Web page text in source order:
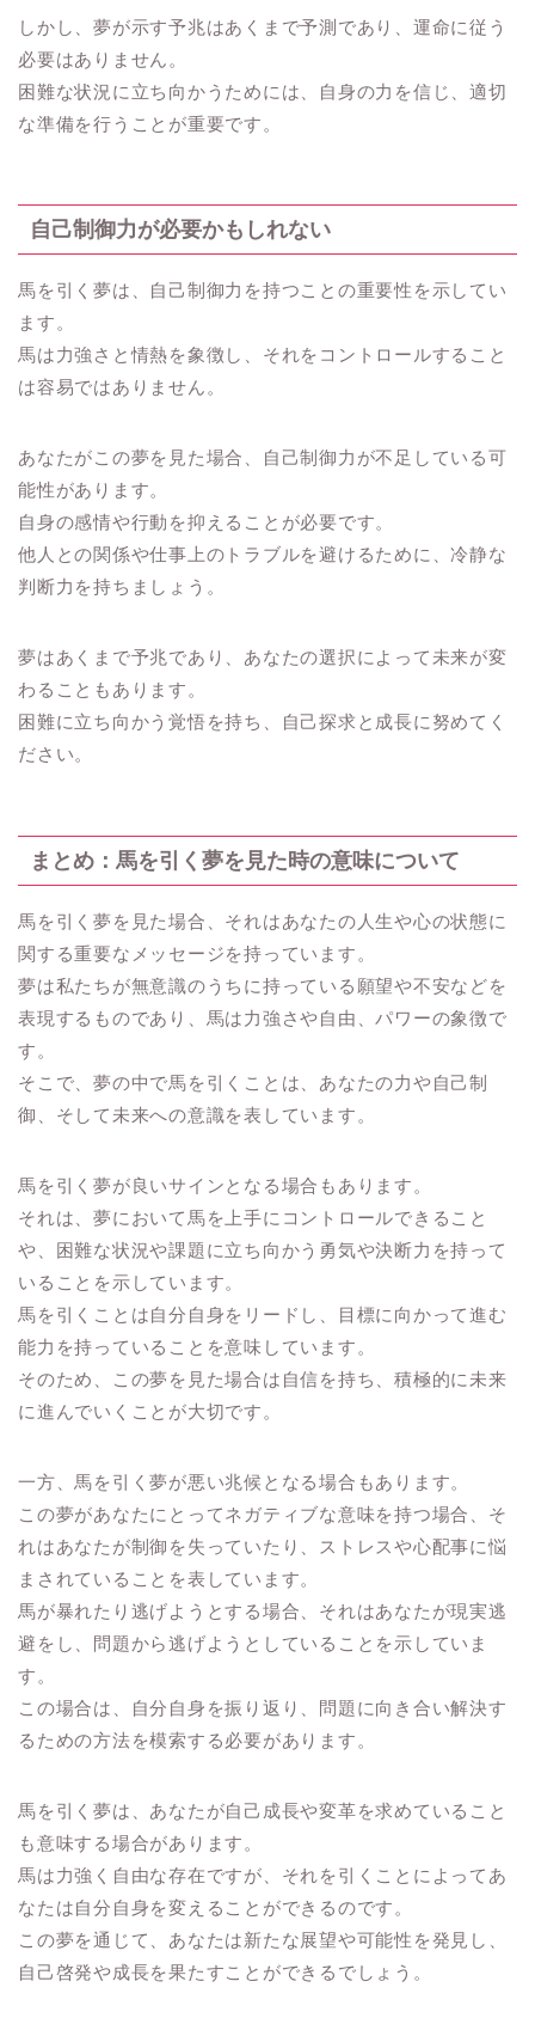
しかし、夢が示す予兆はあくまで予測であり、運命に従う
必要はありません。
困難な状況に立ち向かうためには、自身の力を信じ、適切
な準備を行うことが重要です。
自己制御力が必要かもしれない
馬を引く夢は、自己制御力を持つことの重要性を示してい
ます。
馬は力強さと情熱を象徴し、それをコントロールすること
は容易ではありません。
あなたがこの夢を見た場合、自己制御力が不足している可
能性があります。
自身の感情や行動を抑えることが必要です。
他人との関係や仕事上のトラブルを避けるために、冷静な
判断力を持ちましょう。
夢はあくまで予兆であり、あなたの選択によって未来が変
わることもあります。
困難に立ち向かう覚悟を持ち、自己探求と成長に努めてく
ださい。
まとめ：馬を引く夢を見た時の意味について
馬を引く夢を見た場合、それはあなたの人生や心の状態に
関する重要なメッセージを持っています。
夢は私たちが無意識のうちに持っている願望や不安などを
表現するものであり、馬は力強さや自由、パワーの象徴で
す。
そこで、夢の中で馬を引くことは、あなたの力や自己制
御、そして未来への意識を表しています。
馬を引く夢が良いサインとなる場合もあります。
それは、夢において馬を上手にコントロールできること
や、困難な状況や課題に立ち向かう勇気や決断力を持って
いることを示しています。
馬を引くことは自分自身をリードし、目標に向かって進む
能力を持っていることを意味しています。
そのため、この夢を見た場合は自信を持ち、積極的に未来
に進んでいくことが大切です。
一方、馬を引く夢が悪い兆候となる場合もあります。
この夢があなたにとってネガティブな意味を持つ場合、そ
れはあなたが制御を失っていたり、ストレスや心配事に悩
まされていることを表しています。
馬が暴れたり逃げようとする場合、それはあなたが現実逃
避をし、問題から逃げようとしていることを示していま
す。
この場合は、自分自身を振り返り、問題に向き合い解決す
るための方法を模索する必要があります。
馬を引く夢は、あなたが自己成長や変革を求めていること
も意味する場合があります。
馬は力強く自由な存在ですが、それを引くことによってあ
なたは自分自身を変えることができるのです。
この夢を通じて、あなたは新たな展望や可能性を発見し、
自己啓発や成長を果たすことができるでしょう。